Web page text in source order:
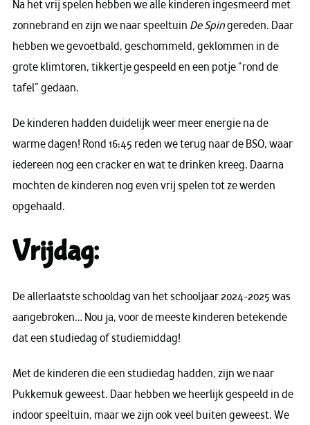
Na het vrij spelen hebben we alle kinderen ingesmeerd met
zonnebrand en zijn we naar speeltuin De Spingereden. Daar
hebben we gevoetbald, geschommeld, geklommen in de
grote klimtoren, tikkertje gespeeld en een potje “rond de
tafel” gedaan.
De kinderen hadden duidelijk weer meer energie na de
warme dagen! Rond 16:45 reden we terug naar de BSO, waar
iedereen nog een cracker en wat te drinken kreeg. Daarna
mochten de kinderen nog even vrij spelen tot ze werden
opgehaald.
Vrijdag:
De allerlaatste schooldag van het schooljaar 2024-2025 was
aangebroken… Nou ja, voor de meeste kinderen betekende
dat een studiedag of studiemiddag!
Met de kinderen die een studiedag hadden, zijn we naar
Pukkemuk geweest. Daar hebben we heerlijk gespeeld in de
indoor speeltuin, maar we zijn ook veel buiten geweest. We